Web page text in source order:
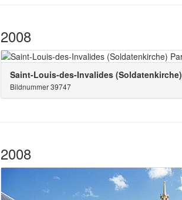
2008
Saint-Louis-des-Invalides (Soldatenkirche)
Bildnummer 39747
2008